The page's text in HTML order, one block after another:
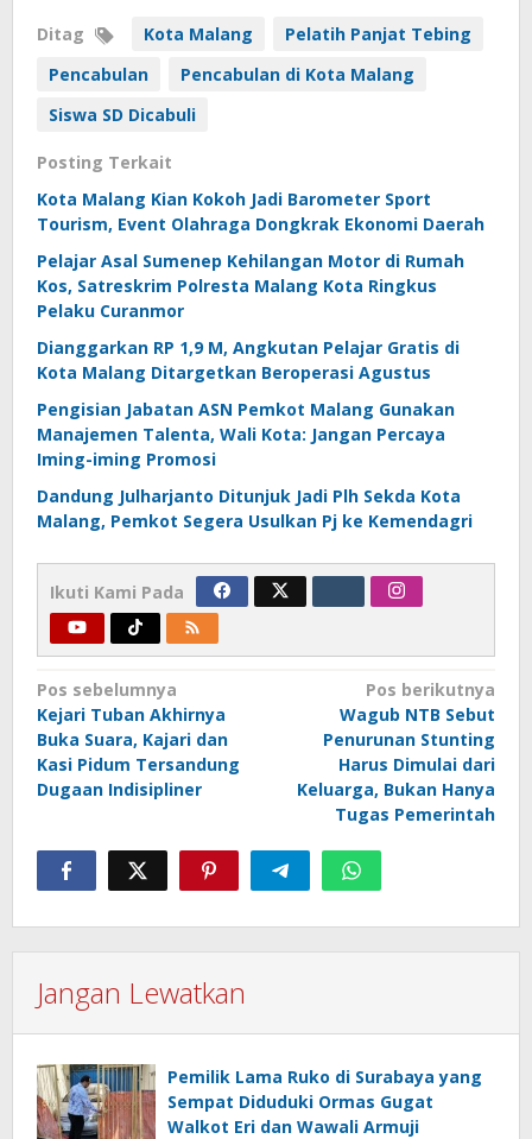
Ditag Kota Malang
Pelatih Panjat Tebing
Pencabulan
Pencabulan di Kota Malang
Siswa SD Dicabuli
Posting Terkait
Kota Malang Kian Kokoh Jadi Barometer Sport
Tourism, Event Olahraga Dongkrak Ekonomi Daerah
Pelajar Asal Sumenep Kehilangan Motor di Rumah
Kos, Satreskrim Polresta Malang Kota Ringkus
Pelaku Curanmor
Dianggarkan RP 1,9 M, Angkutan Pelajar Gratis di
Kota Malang Ditargetkan Beroperasi Agustus
Pengisian Jabatan ASN Pemkot Malang Gunakan
Manajemen Talenta, Wali Kota: Jangan Percaya
Iming-iming Promosi
Dandung Julharjanto Ditunjuk Jadi Plh Sekda Kota
Malang, Pemkot Segera Usulkan Pj ke Kemendagri
Ikuti Kami Pada
Navigasi
pos
Pos sebelumnya
Kejari Tuban Akhirnya
Buka Suara, Kajari dan
Kasi Pidum Tersandung
Dugaan Indisipliner
Pos berikutnya
Wagub NTB Sebut
Penurunan Stunting
Harus Dimulai dari
Keluarga, Bukan Hanya
Tugas Pemerintah
Jangan Lewatkan
Pemilik Lama Ruko di Surabaya yang
Sempat Diduduki Ormas Gugat
Walkot Eri dan Wawali Armuji